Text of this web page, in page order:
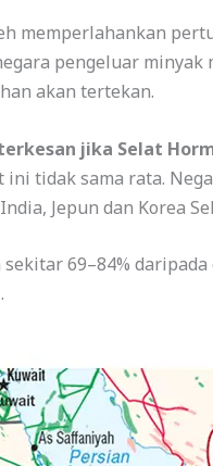
memperlahankan
pengeluar
akan tertekan.
jika Selat
ini tidak sama rata.
Jepun dan Korea
69–84%